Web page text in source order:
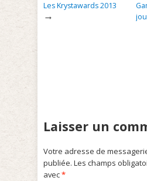
Les Krystawards 2013
→
Laisser un
Votre adresse de
publiée. Les champs
avec*